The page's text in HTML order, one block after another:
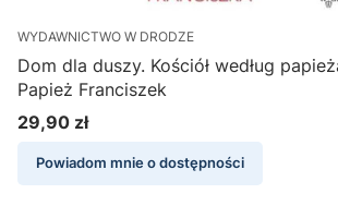
WYDAWNICTWO W DRODZE
Dom dla duszy. Kościół według
Papież Franciszek
Cena
29,90 zł
Powiadom mnie o dostępności